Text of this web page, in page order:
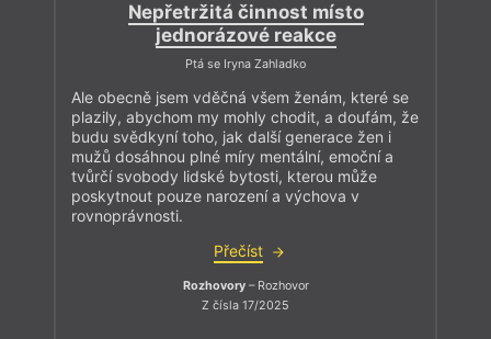
Nepřetržitá činnost místo
jednorázové reakce
Ptá se Iryna Zahladko
Ale obecně jsem vděčná všem ženám, které se
plazily, abychom my mohly chodit, a doufám, že
budu svědkyní toho, jak další generace žen i
mužů dosáhnou plné míry mentální, emoční a
tvůrčí svobody lidské bytosti, kterou může
poskytnout pouze narození a výchova v
rovnoprávnosti.
Přečíst
Rozhovory– Rozhovor
Z čísla 17/2025